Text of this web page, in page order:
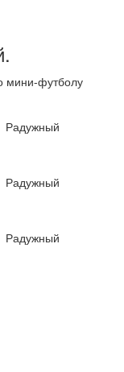
.
мини-футболу
Радужный
Радужный
Радужный